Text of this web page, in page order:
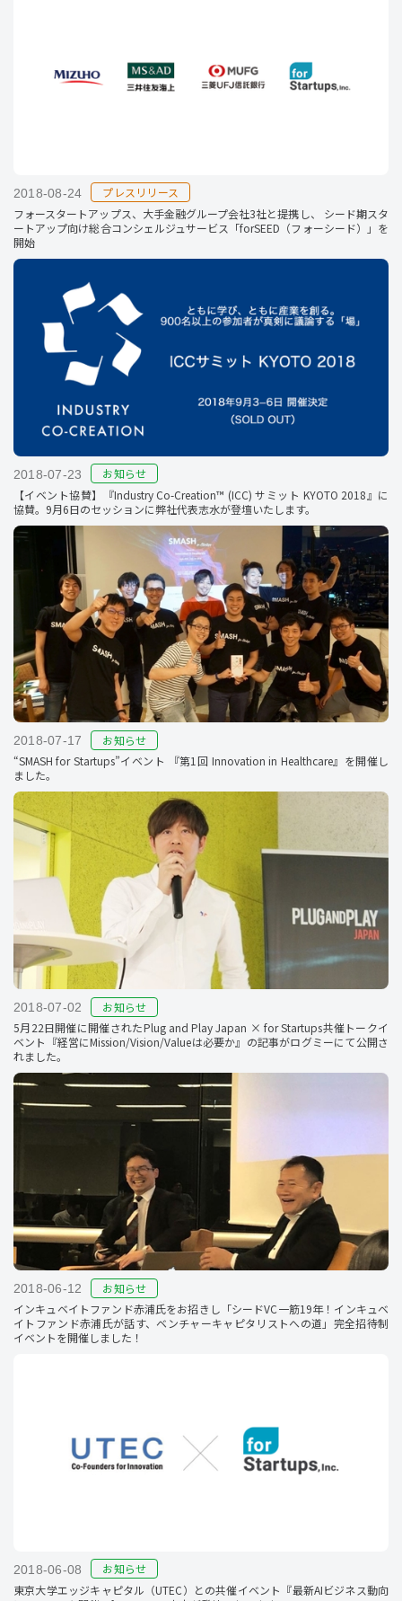
2018-08-24
プレスリリース
フォースタートアップス、大手金融グループ会社3社と提携し、 シード期スタ
ートアップ向け総合コンシェルジュサービス「forSEED（フォーシード）」を
開始
2018-07-23
お知らせ
【イベント協賛】『Industry Co-Creation™ (ICC) サミット KYOTO 2018』に
協賛。9月6日のセッションに弊社代表志水が登壇いたします。
2018-07-17
お知らせ
“SMASH for Startups”イベント 『第1回 Innovation in Healthcare』を開催し
ました。
2018-07-02
お知らせ
5月22日開催に開催されたPlug and Play Japan × for Startups共催トークイ
ベント『経営にMission/Vision/Valueは必要か』の記事がログミーにて公開さ
れました。
2018-06-12
お知らせ
インキュベイトファンド赤浦氏をお招きし「シードVC一筋19年！インキュベ
イトファンド赤浦氏が話す、ベンチャーキャピタリストへの道」完全招待制
イベントを開催しました！
2018-06-08
お知らせ
東京大学エッジキャピタル（UTEC）との共催イベント『最新AIビジネス動向